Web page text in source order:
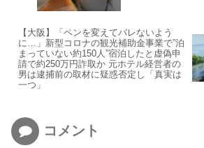
【大阪】「ペンを変えてバレないよう
に…」新型コロナの観光補助金事業で”泊
まっていない約150人”宿泊したと虚偽申
請で約250万円詐取か 元ホテル経営者の
男は逮捕前の取材に疑惑否定し「真実は
一つ」
コメント